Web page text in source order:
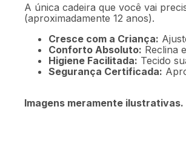
A única cadeira que você vai
(aproximadamente 12 anos).
Cresce com a Criança:
Conforto Absoluto: Reclina
Higiene Facilitada: Tecido
Segurança Certificada:
Imagens meramente ilustrativas.